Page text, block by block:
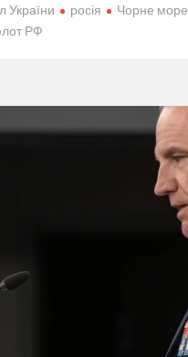
України
росія
Чорне море
РФ